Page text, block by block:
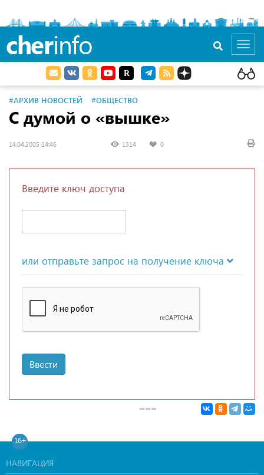
cherinfo
#АРХИВ НОВОСТЕЙ #ОБЩЕСТВО
С думой о «вышке»
14.04.2005 14:46 1314 0
Введите ключ доступа
или отправьте запрос на получение ключа
Ввести
16+
НАВИГАЦИЯ